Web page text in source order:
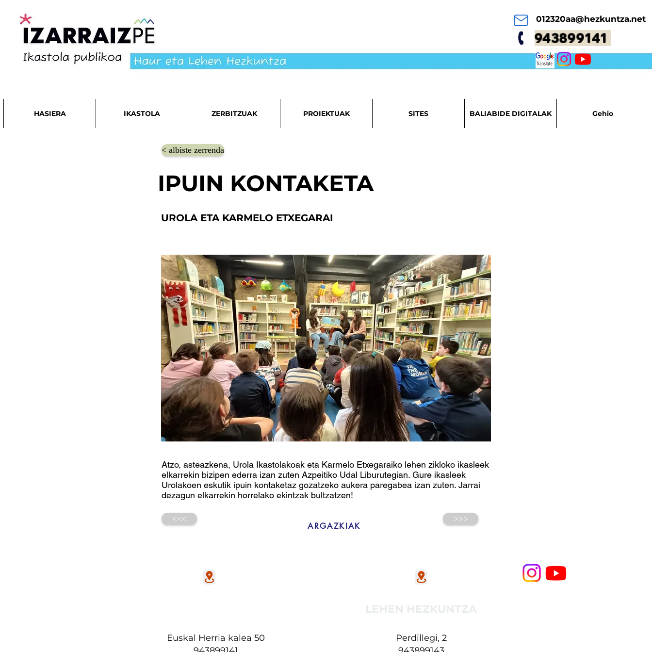
012320aa@hezkuntza.net
943899141
HASIERA IKASTOLA ZERBITZUAK PROIEKTUAK SITES BALIABIDE DIGITALAK Gehio
< albiste zerrenda
IPUIN KONTAKETA
UROLA ETA KARMELO ETXEGARAI
Atzo, asteazkena, Urola Ikastolakoak eta Karmelo Etxegaraiko lehen zikloko ikasleek
elkarrekin bizipen ederra izan zuten Azpeitiko Udal Liburutegian. Gure ikasleek
Urolakoen eskutik ipuin kontaketaz gozatzeko aukera paregabea izan zuten. Jarrai
dezagun elkarrekin horrelako ekintzak bultzatzen!
<<<
ARGAZKIAK
>>>
Euskal Herria kalea 50
Perdillegi, 2